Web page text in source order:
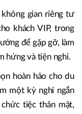
không gian riêng tư
khách VIP, trong
để gặp gỡ, làm
hứng và tiện nghi.
hoàn hảo cho du
một kỳ nghỉ ngắn
tiệc thân mật,